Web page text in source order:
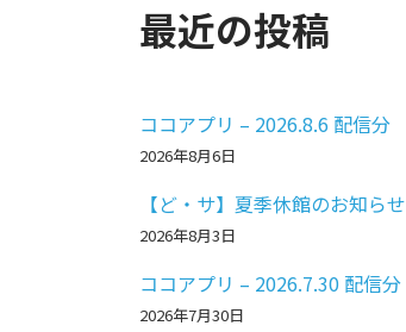
最近の投稿
ココアプリ – 2026.8.6 配信分
2026年8月6日
【ど・サ】夏季休館のお知らせ
2026年8月3日
ココアプリ – 2026.7.30 配信分
2026年7月30日